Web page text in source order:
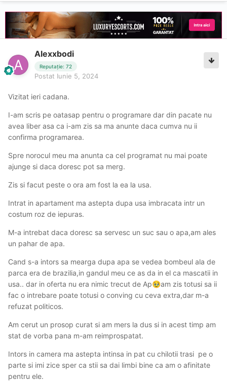
Alexxbodi
Reputație: 72
Postat Iunie 5, 2024
Vizitat ieri cadana.
I-am scris pe oatasap pentru o programare dar din pacate nu
avea liber asa ca i-am zis sa ma anunte daca cumva nu ii
confirma programarea.
Spre norocul meu ma anunta ca cel programat nu mai poate
ajunge si daca doresc pot sa merg.
Zis si facut peste o ora am fost la ea la usa.
Intrat in apartament ma astepta dupa usa imbracata intr un
costum roz de iepuras.
M-a intrebat daca doresc sa servesc un suc sau o apa,am ales
un pahar de apa.
Cand s-a intors sa mearga dupa apa se vedea bombeul ala de
parca era de brazilia,in gandul meu ce as da in el ca mascatii in
usa.. dar in oferta nu era nimic trecut de Ap🥹am zis totusi sa ii
fac o intrebare poate totusi o conving cu ceva extra,dar m-a
refuzat politicos.
Am cerut un prosop curat si am mers la dus si in acest timp am
stat de vorba pana m-am reimprospatat.
Intors in camera ma astepta intinsa in pat cu chilotii trasi pe o
parte si imi zice sper ca stii sa dai limbi bine ca am o afinitate
pentru ele.